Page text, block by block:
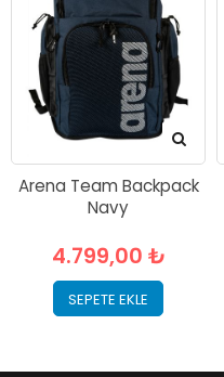
Arena Team Backpack
Navy
4.799,00 ₺
SEPETE EKLE